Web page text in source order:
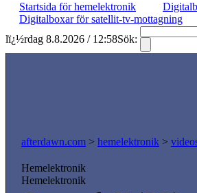
Startsida för hemelektronik
Digitalboxar för satellit-tv-mottagning
lï¿½rdag 8.8.2026 / 12:58Sök:
afterdawn.com > hemelektronik >
Hemelektronik
Hemelektronik